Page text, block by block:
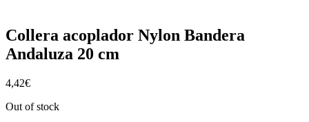
Collera acoplador Nylon Bandera
Andaluza 20 cm
4,42€
Out of stock